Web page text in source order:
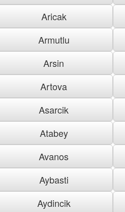
Aricak
Armutlu
Arsin
Artova
Asarcik
Atabey
Avanos
Aybasti
Aydincik